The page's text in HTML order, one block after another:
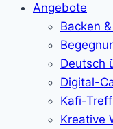
Angebote
Backen
Deutsch
Digital-
Kafi-Treff
Kreative